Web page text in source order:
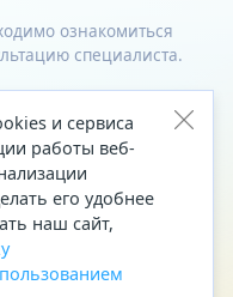
ознакомиться
специалиста.
в здание со стороны
и сервиса
работы веб-
его удобнее
наш сайт,